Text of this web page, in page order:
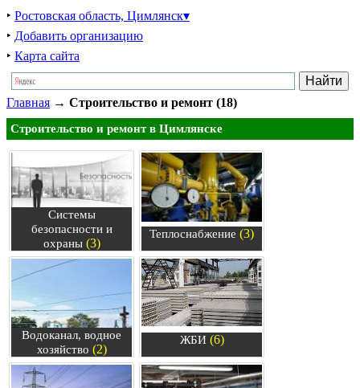
‣ Ростовская область, Цимлянск▾
‣ Добавить организацию
‣ Карта сайта
Главная → Строительство и ремонт (18)
Строительство и ремонт в Цимлянске
Системы
безопасности и
охраны(3)
Теплоснабжение (3)
Водоканал, водное
хозяйство (2)
ЖБИ(6)